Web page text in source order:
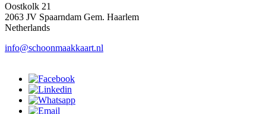
Oostkolk 21
2063 JV Spaarndam Gem. Haarlem
Netherlands
info@schoonmaakkaart.nl